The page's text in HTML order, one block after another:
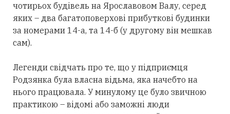
чотирьох будівель на Ярославовом Валу, серед
яких – два багатоповерхові прибуткові будинки
за номерами 14-а, та 14-б (у другому він мешкав
сам).
Легенди свідчать про те, що у підприємця
Родзянка була власна відьма, яка начебто на
нього працювала. У минулому це було звичною
практикою – відомі або заможні люди